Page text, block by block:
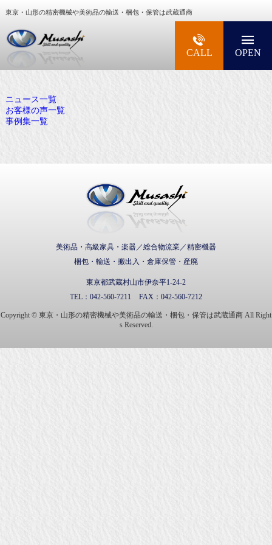
東京・山形の精密機械や美術品の輸送・梱包・保管は武蔵通商
大型精密機械・美術品・高級楽器の梱包・輸送
CALL OPEN
ニュース一覧
お客様の声一覧
事例集一覧
美術品・高級家具・楽器／総合物流業／精密機器
梱包・輸送・搬出入・倉庫保管・産廃
東京都武蔵村山市伊奈平1-24-2
TEL： 042-560-7211 FAX： 042-560-7212
Copyright © 東京・山形の精密機械や美術品の輸送・梱包・保管は武蔵通商 All Right
s Reserved.